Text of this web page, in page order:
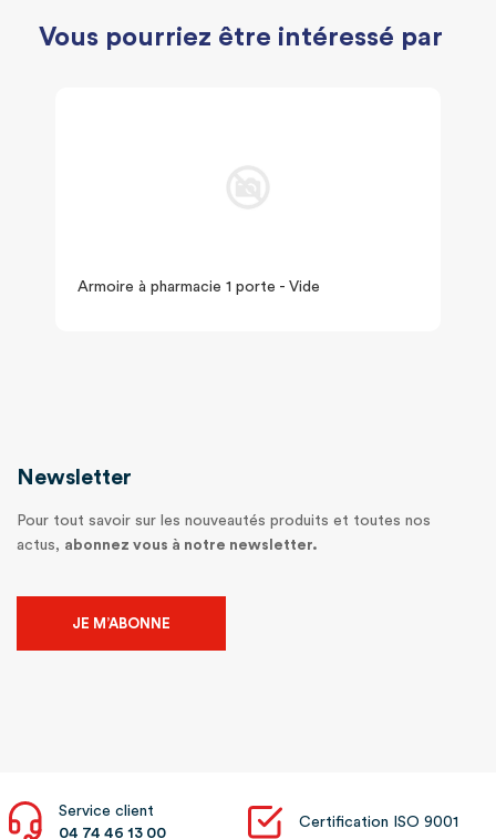
Vous pourriez être intéressé par
Armoire à pharmacie 1 porte - Vide
Newsletter
Pour tout savoir sur les nouveautés produits et toutes nos
actus, abonnez vous à notre newsletter.
JE M’ABONNE
Service client
04 74 46 13 00
Certification ISO 9001